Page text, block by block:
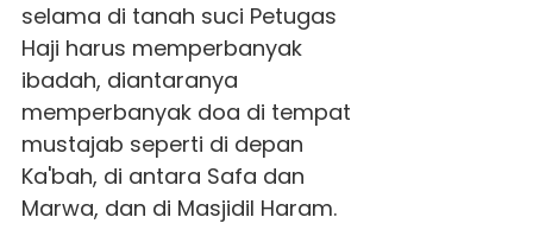
selama di tanah suci Petugas
Haji harus memperbanyak
ibadah, diantaranya
memperbanyak doa di tempat
mustajab seperti di depan
Ka'bah, di antara Safa dan
Marwa, dan di Masjidil Haram.